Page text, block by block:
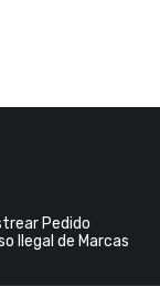
Pedido
Ilegal de Marcas